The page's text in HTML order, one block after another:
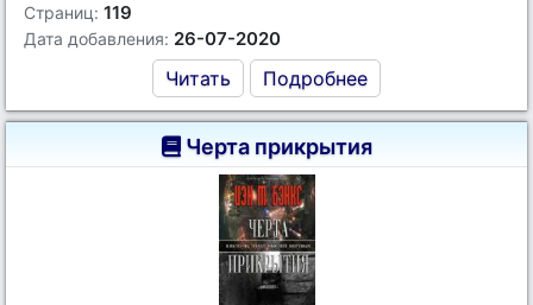
Страниц: 119
Дата добавления: 26-07-2020
Читать Подробнее
Черта прикрытия